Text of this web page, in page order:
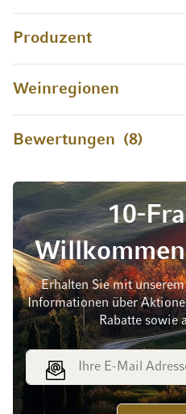
Produzent
Weinregionen
Bewertungen 8
10-
Erhalten Sie mit
Informationen über
Rabatte sowie
E-Mail Adresse